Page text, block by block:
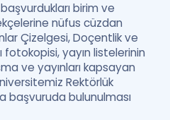
başvurdukları birim ve
nüfus cüzdan
Çizelgesi, Doçentlik ve
fotokopisi, yayın listelerinin
ve yayınları kapsayan
Rektörlük
başvuruda bulunulması